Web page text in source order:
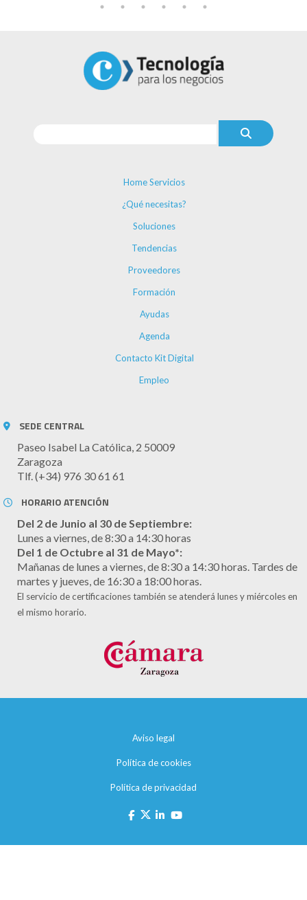
Home Servicios
¿Qué necesitas?
Soluciones
Tendencias
Proveedores
Formación
Ayudas
Agenda
Contacto Kit Digital
Empleo
SEDE CENTRAL
Paseo Isabel La Católica, 2 50009
Zaragoza
Tlf. (+34) 976 30 61 61
HORARIO ATENCIÓN
Del 2 de Junio al 30 de Septiembre:
Lunes a viernes, de 8:30 a 14:30 horas
Del 1 de Octubre al 31 de Mayo*:
Mañanas de lunes a viernes, de 8:30 a 14:30 horas. Tardes de
martes y jueves, de 16:30 a 18:00 horas.
El servicio de certificaciones también se atenderá lunes y miércoles en
el mismo horario.
Aviso legal
Política de cookies
Política de privacidad